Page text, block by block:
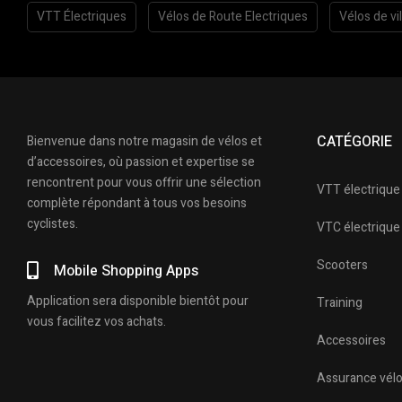
VTT Électriques Vélos de Route Electriques Vélos de
Bienvenue dans notre magasin de vélos et
d’accessoires, où passion et expertise se
rencontrent pour vous offrir une sélection
complète répondant à tous vos besoins
cyclistes.
Mobile Shopping Apps
Application sera disponible bientôt pour
vous facilitez vos achats.
CATÉGORIE
VTT électrique
VTC électrique
Scooters
Training
Accessoires
Assurance vélo